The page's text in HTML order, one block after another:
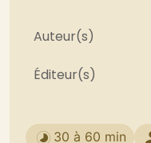
Auteur(s)
Éditeur(s)
30 à 60 min